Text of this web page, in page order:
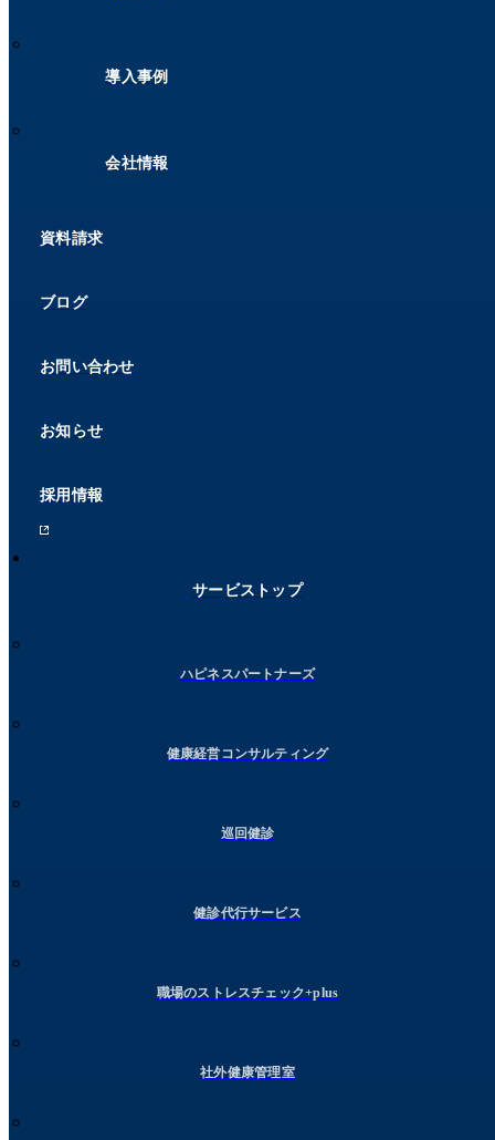
導入事例
会社情報
資料請求
ブログ
お問い合わせ
お知らせ
採用情報
サービストップ
ハピネスパートナーズ
健康経営コンサルティング
巡回健診
健診代行サービス
職場のストレスチェック+plus
社外健康管理室